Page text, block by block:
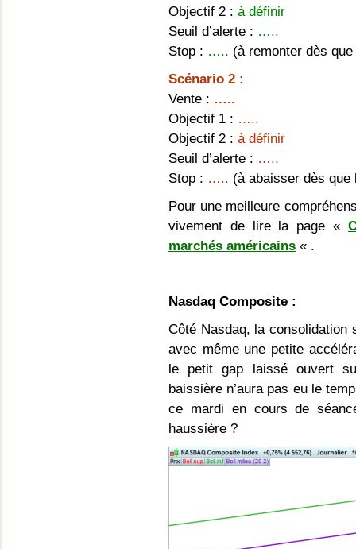
Objectif 2 : à définir
Seuil d’alerte : …..
Stop : ….. (à remonter dès
Scénario 2 :
Vente : …..
Objectif 1 : …..
Objectif 2 : à définir
Seuil d’alerte : …..
Stop : ….. (à abaisser dès que
Pour une meilleure
vivement de lire la page «
marchés américains « .
Nasdaq Composite :
Côté Nasdaq, la consolidation
avec même une petite
le petit gap laissé ouvert
baissière n’aura pas eu le
ce mardi en cours de
haussière ?